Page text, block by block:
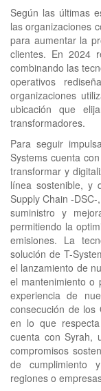
Según las últimas
las organizaciones
para aumentar la
clientes. En 2024
combinando las
operativos
organizaciones
ubicación que
transformadores.
Para seguir
Systems cuenta
transformar y
línea sostenible, y
Supply Chain -
suministro y
permitiendo la
emisiones. La
solución de T-
el lanzamiento de
el mantenimiento o
experiencia de
consecución de los
en lo que
cuenta con Syrah,
compromisos
de cumplimiento
regiones o